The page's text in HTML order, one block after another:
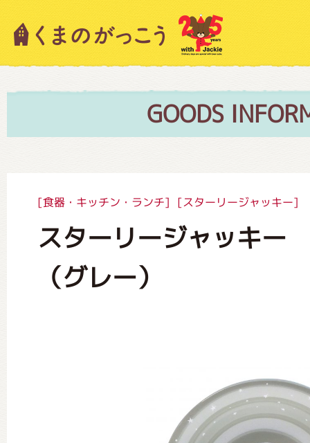
GOODS
[食器・キッチン・ランチ] [スターリージャッキー]
スターリージャッキー
（グレー）
キャラクター紹介
絵本・作家紹介
ミュージカル・コンサート